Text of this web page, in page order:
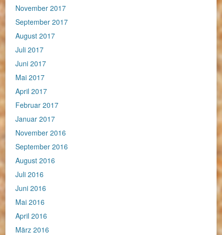
November 2017
September 2017
August 2017
Juli 2017
Juni 2017
Mai 2017
April 2017
Februar 2017
Januar 2017
November 2016
September 2016
August 2016
Juli 2016
Juni 2016
Mai 2016
April 2016
März 2016